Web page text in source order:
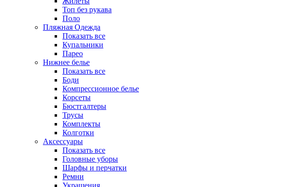
Топ без рукава
Поло
Пляжная Одежда
Показать все
Купальники
Парео
Нижнее белье
Показать все
Боди
Компрессионное белье
Корсеты
Бюстгалтеры
Трусы
Комплекты
Колготки
Аксессуары
Показать все
Головные уборы
Шарфы и перчатки
Ремни
Украшения